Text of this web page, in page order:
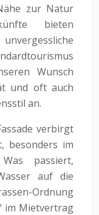
zur Natur
bieten
Wunsch
und oft auch
an.
verbirgt
besonders im
passiert,
auf die
Ordnung
im Mietvertrag